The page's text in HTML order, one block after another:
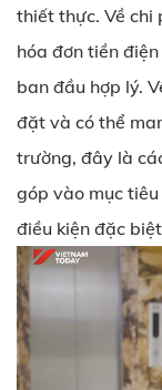
thiết thực. Về chi
hóa đơn tiền
ban đầu hợp lý.
đặt và có thể
trường, đây là
góp vào mục
điều kiện đặc